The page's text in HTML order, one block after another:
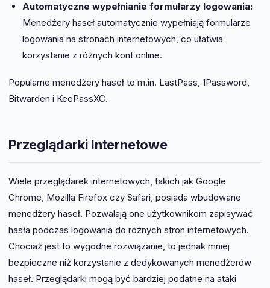
Automatyczne wypełnianie formularzy logowania:
Menedżery haseł automatycznie wypełniają formularze
logowania na stronach internetowych, co ułatwia
korzystanie z różnych kont online.
Popularne menedżery haseł to m.in. LastPass, 1Password,
Bitwarden i KeePassXC.
Przeglądarki Internetowe
Wiele przeglądarek internetowych, takich jak Google
Chrome, Mozilla Firefox czy Safari, posiada wbudowane
menedżery haseł. Pozwalają one użytkownikom zapisywać
hasła podczas logowania do różnych stron internetowych.
Chociaż jest to wygodne rozwiązanie, to jednak mniej
bezpieczne niż korzystanie z dedykowanych menedżerów
haseł. Przeglądarki mogą być bardziej podatne na ataki